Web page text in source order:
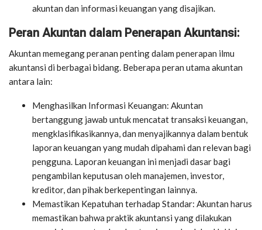
akuntan dan informasi keuangan yang disajikan.
Peran Akuntan dalam Penerapan Akuntansi:
Akuntan memegang peranan penting dalam penerapan ilmu
akuntansi di berbagai bidang. Beberapa peran utama akuntan
antara lain:
Menghasilkan Informasi Keuangan: Akuntan
bertanggung jawab untuk mencatat transaksi keuangan,
mengklasifikasikannya, dan menyajikannya dalam bentuk
laporan keuangan yang mudah dipahami dan relevan bagi
pengguna. Laporan keuangan ini menjadi dasar bagi
pengambilan keputusan oleh manajemen, investor,
kreditor, dan pihak berkepentingan lainnya.
Memastikan Kepatuhan terhadap Standar: Akuntan harus
memastikan bahwa praktik akuntansi yang dilakukan